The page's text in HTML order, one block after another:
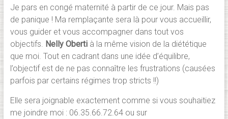
Je pars en congé maternité à partir de ce jour. Mais pas
de panique ! Ma remplaçante sera là pour vous accueillir,
vous guider et vous accompagner dans tout vos
objectifs. Nelly Obertià la même vision de la diététique
que moi. Tout en cadrant dans une idée d’équilibre,
l’objectif est de ne pas connaître les frustrations (causées
parfois par certains régimes trop stricts !!)
Elle sera joignable exactement comme si vous souhaitiez
me joindre moi : 06.35.66.72.64 ou sur